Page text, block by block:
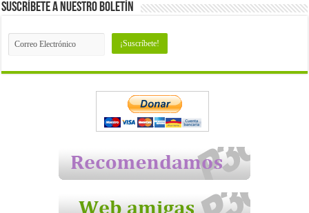
Suscríbete a nuestro Boletín